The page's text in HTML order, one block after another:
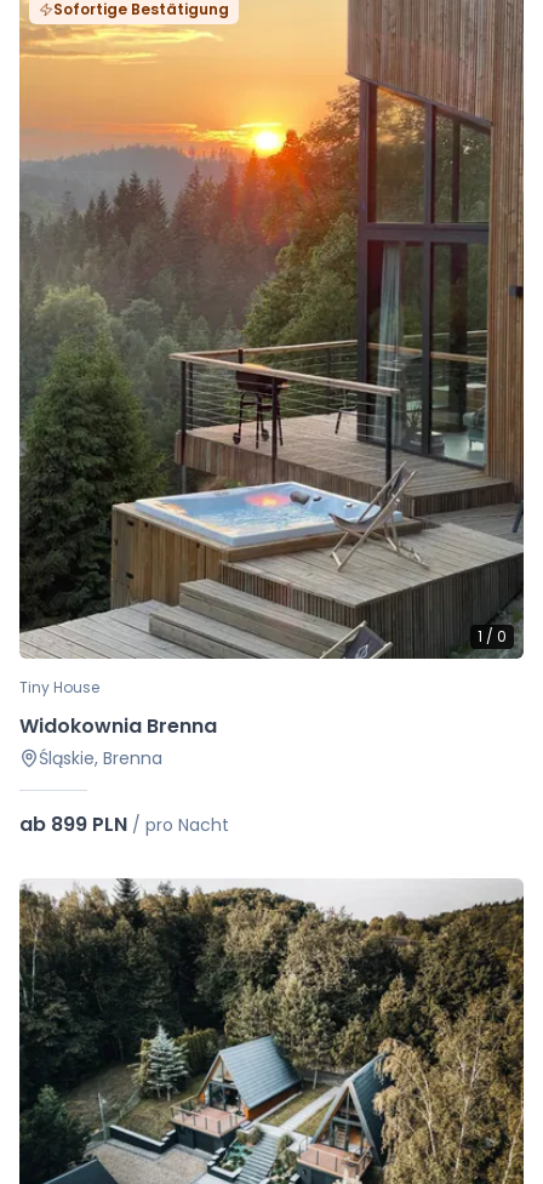
Sofortige Bestätigung
1 / 0
Tiny House
Widokownia Brenna
Śląskie, Brenna
ab 899 PLN / pro Nacht